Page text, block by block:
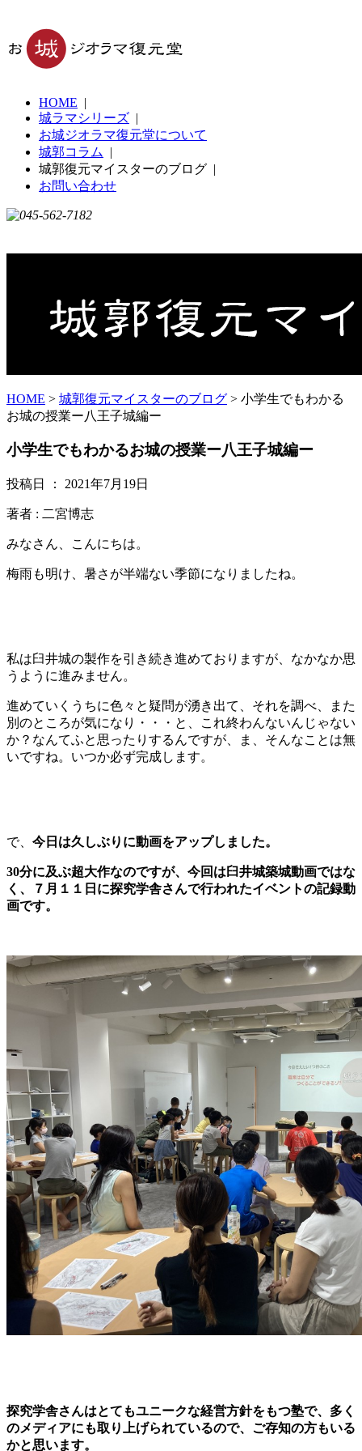
HOME |
城ラマシリーズ |
お城ジオラマ復元堂について
城郭コラム
|
城郭復元マイスターのブログ |
お問い合わせ
HOME > 城郭復元マイスターのブログ > 小学生でもわかる
お城の授業ー八王子城編ー
小学生でもわかるお城の授業ー八王子城編ー
投稿日 ： 2021年7月19日
著者 : 二宮博志
みなさん、こんにちは。
梅雨も明け、暑さが半端ない季節になりましたね。
私は臼井城の製作を引き続き進めておりますが、なかなか思
うように進みません。
進めていくうちに色々と疑問が湧き出て、それを調べ、また
別のところが気になり・・・と、これ終わんないんじゃない
か？なんてふと思ったりするんですが、ま、そんなことは無
いですね。いつか必ず完成します。
で、 今日は久しぶりに動画をアップしました。
30分に及ぶ超大作なのですが、今回は臼井城築城動画ではな
く、７月１１日に探究学舎さんで行われたイベントの記録動
画です。
探究学舎さんはとてもユニークな経営方針をもつ塾で、多く
のメディアにも取り上げられているので、ご存知の方もいる
かと思います。